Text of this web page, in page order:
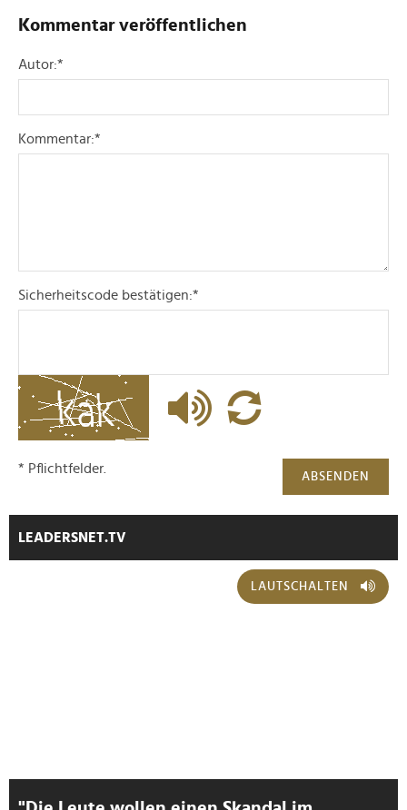
Kommentar veröffentlichen
Autor:*
Kommentar:*
Sicherheitscode bestätigen:*
ABSENDEN
* Pflichtfelder.
LEADERSNET.TV
LAUTSCHALTEN